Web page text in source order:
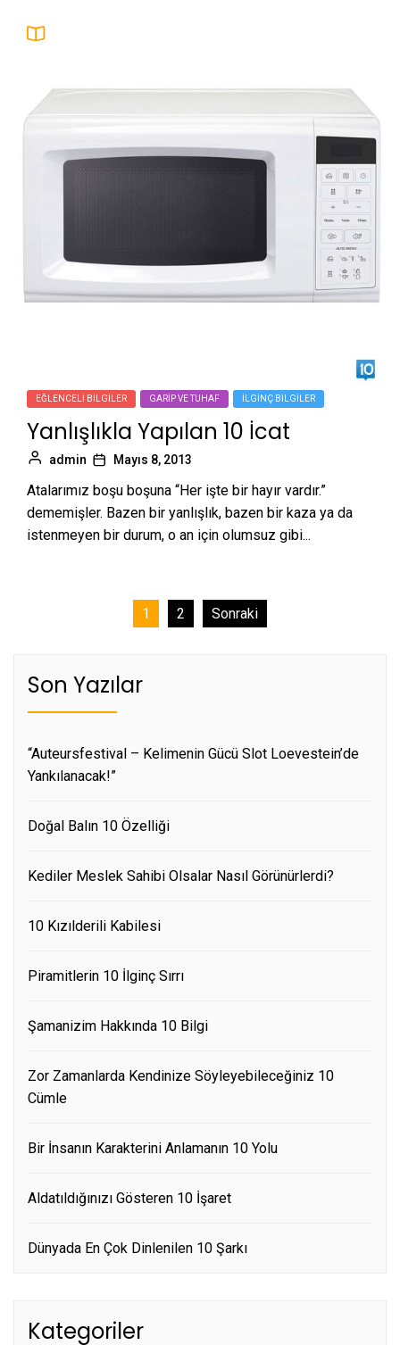
EĞLENCELI BILGILER GARIP VE TUHAF İLGINÇ BILGILER
Yanlışlıkla Yapılan 10 İcat
admin Mayıs 8, 2013
Atalarımız boşu boşuna “Her işte bir hayır vardır.”
dememişler. Bazen bir yanlışlık, bazen bir kaza ya da
istenmeyen bir durum, o an için olumsuz gibi...
1 2 Sonraki
Son Yazılar
“Auteursfestival – Kelimenin Gücü Slot Loevestein’de
Yankılanacak!”
Doğal Balın 10 Özelliği
Kediler Meslek Sahibi Olsalar Nasıl Görünürlerdi?
10 Kızılderili Kabilesi
Piramitlerin 10 İlginç Sırrı
Şamanizim Hakkında 10 Bilgi
Zor Zamanlarda Kendinize Söyleyebileceğiniz 10
Cümle
Bir İnsanın Karakterini Anlamanın 10 Yolu
Aldatıldığınızı Gösteren 10 İşaret
Dünyada En Çok Dinlenilen 10 Şarkı
Kategoriler